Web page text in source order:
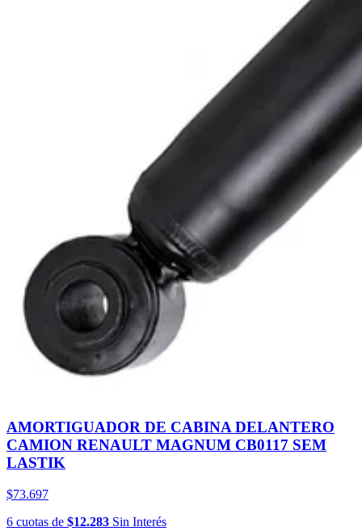
AMORTIGUADOR DE CABINA DELANTERO
CAMION RENAULT MAGNUM CB0117 SEM
LASTIK
$73.697
6 cuotas de $12.283 Sin Interés